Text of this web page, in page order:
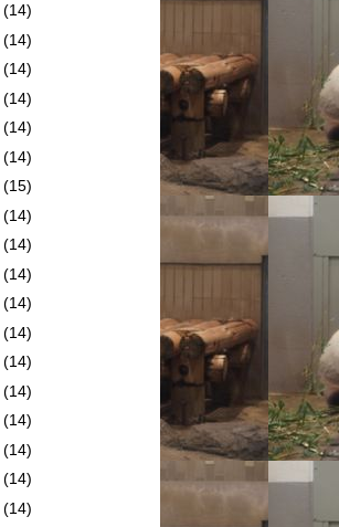
(14)
(14)
(14)
(14)
(14)
(14)
(15)
(14)
(14)
(14)
(14)
(14)
(14)
(14)
(14)
(14)
(14)
(14)